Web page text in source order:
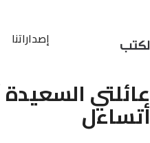
إصداراتنا
عائلتي السعيدة
أتساءل